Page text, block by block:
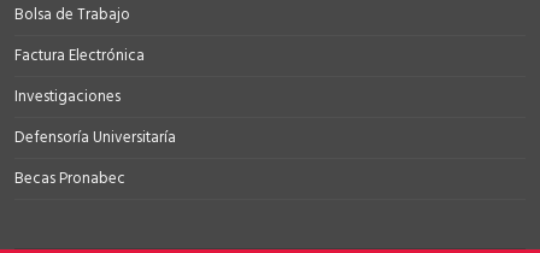
Bolsa de Trabajo
Factura Electrónica
Investigaciones
Defensoría Universitaría
Becas Pronabec